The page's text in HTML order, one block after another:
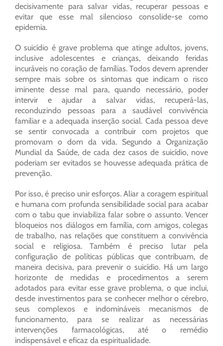
decisivamente para salvar vidas, recuperar pessoas e
evitar que esse mal silencioso consolide-se como
epidemia.
O suicídio é grave problema que atinge adultos, jovens,
inclusive adolescentes e crianças, deixando feridas
incuráveis no coração de famílias. Todos devem aprender
sempre mais sobre os sintomas que indicam o risco
iminente desse mal para, quando necessário, poder
intervir e ajudar a salvar vidas, recuperá-las,
reconduzindo pessoas para a saudável convivência
familiar e a adequada inserção social. Cada pessoa deve
se sentir convocada a contribuir com projetos que
promovam o dom da vida. Segundo a Organização
Mundial da Saúde, de cada dez casos de suicídio, nove
poderiam ser evitados se houvesse adequada prática de
prevenção.
Por isso, é preciso unir esforços. Aliar a coragem espiritual
e humana com profunda sensibilidade social para acabar
com o tabu que inviabiliza falar sobre o assunto. Vencer
bloqueios nos diálogos em família, com amigos, colegas
de trabalho, nas relações que constituem a convivência
social e religiosa. Também é preciso lutar pela
configuração de políticas públicas que contribuam, de
maneira decisiva, para prevenir o suicídio. Há um largo
horizonte de medidas e procedimentos a serem
adotados para evitar esse grave problema, o que inclui,
desde investimentos para se conhecer melhor o cérebro,
seus complexos e indomináveis mecanismos de
funcionamento, para se realizar as necessárias
intervenções farmacológicas, até o remédio
indispensável e eficaz da espiritualidade.